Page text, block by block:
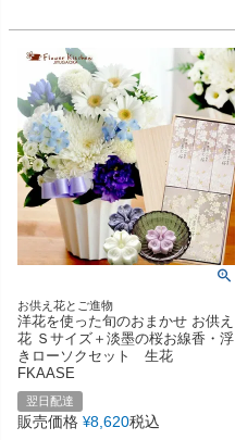
お供え花とご進物
洋花を使った旬のおまかせ お供え
花 Ｓサイズ＋淡墨の桜お線香・浮
きローソクセット 生花
FKAASE
翌日配達
販売価格 ¥8,620税込